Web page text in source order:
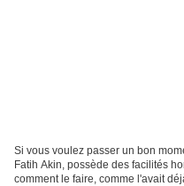
Si vous voulez passer un bon
Fatih Akin, possède des facilités
comment le faire, comme l'avait